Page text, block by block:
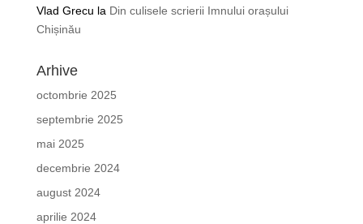
Vlad Grecu la Din culisele scrierii Imnului orașului
Chișinău
Arhive
octombrie 2025
septembrie 2025
mai 2025
decembrie 2024
august 2024
aprilie 2024